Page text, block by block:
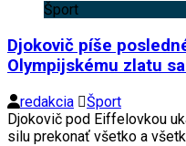
Šport
Djokovič píše
Olympijskému zlatu
redakcia
Šport
Djokovič pod Eiffelovkou
silu prekonať všetko a